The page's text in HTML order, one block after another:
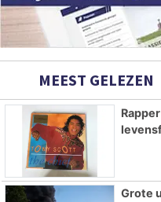
MEEST GELEZEN
Grote